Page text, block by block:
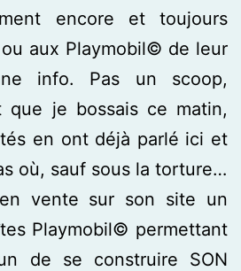
encore et toujours
aux Playmobil© de leur
info. Pas un scoop,
que je bossais ce matin,
en ont déjà parlé ici et
où, sauf sous la torture…
vente sur son site un
Playmobil© permettant
de se construire SON